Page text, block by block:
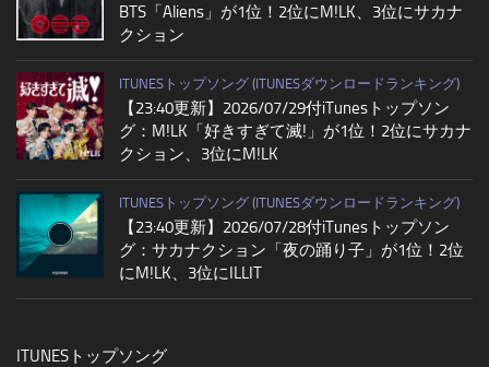
BTS「Aliens」が1位！2位にM!LK、3位にサカナ
クション
ITUNESトップソング (ITUNESダウンロードランキング)
【23:40更新】2026/07/29付iTunesトップソン
グ：M!LK「好きすぎて滅!」が1位！2位にサカナ
クション、3位にM!LK
ITUNESトップソング (ITUNESダウンロードランキング)
【23:40更新】2026/07/28付iTunesトップソン
グ：サカナクション「夜の踊り子」が1位！2位
にM!LK、3位にILLIT
ITUNESトップソング